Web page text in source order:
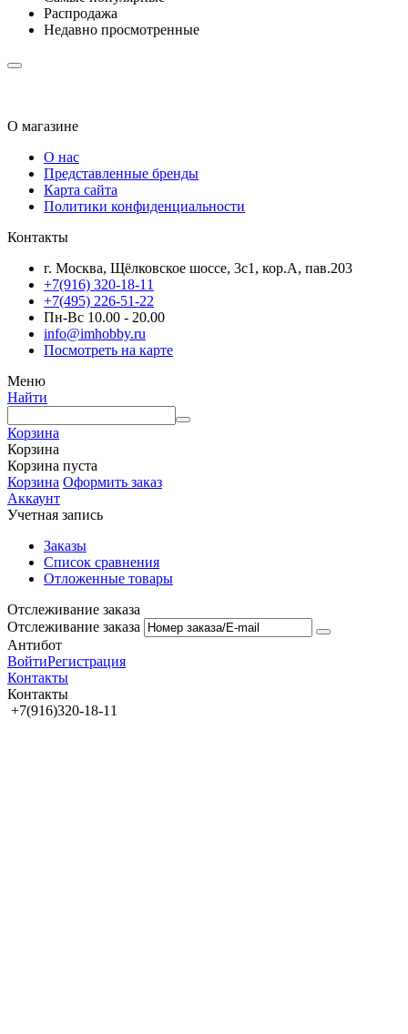
Распродажа
Недавно просмотренные
О магазине
О нас
Представленные бренды
Карта сайта
Политики конфиденциальности
Контакты
г. Москва, Щёлковское шоссе, 3с1, кор.А, пав.203
+7(916) 320-18-11
+7(495) 226-51-22
Пн-Вс 10.00 - 20.00
info@imhobby.ru
Посмотреть на карте
Меню
Найти
Корзина
Корзина
Корзина пуста
Корзина Оформить заказ
Аккаунт
Учетная запись
Заказы
Список сравнения
Отложенные товары
Отслеживание заказа
Отслеживание заказа
Антибот
ВойтиРегистрация
Контакты
Контакты
+7(916)320-18-11